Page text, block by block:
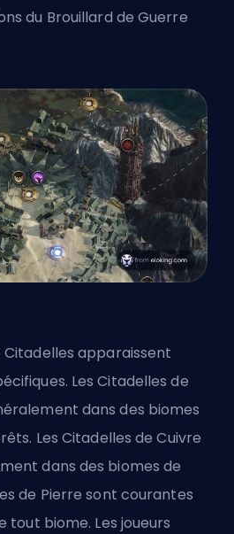
du Brouillard de Guerre
apparaissent
Les Citadelles de
dans des biomes
Les Citadelles de Cuivre
dans des biomes de
de Pierre sont courantes
tout biome. Les joueurs